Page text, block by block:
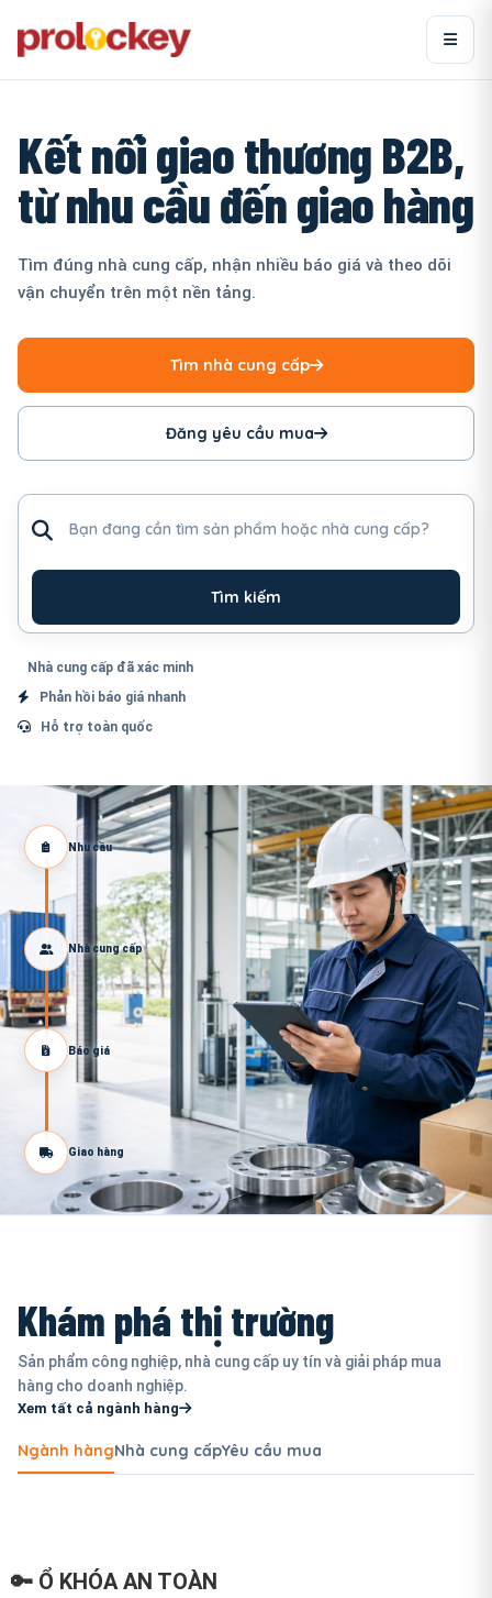
Kết nối giao thương B2B,
từ nhu cầu đến giao hàng
Tìm đúng nhà cung cấp, nhận nhiều báo giá và theo dõi
vận chuyển trên một nền tảng.
Tìm nhà cung cấp
Đăng yêu cầu mua
Tìm kiếm
Nhà cung cấp đã xác minh
Phản hồi báo giá nhanh
Hỗ trợ toàn quốc
Nhu cầu
Nhà cung cấp
Báo giá
Giao hàng
Khám phá thị trường
Sản phẩm công nghiệp, nhà cung cấp uy tín và giải pháp mua
hàng cho doanh nghiệp.
Xem tất cả ngành hàng
Ngành hàngNhà cung cấpYêu cầu mua
🔑 Ổ KHÓA AN TOÀN